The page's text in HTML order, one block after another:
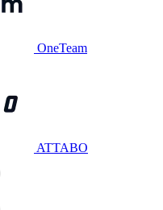
OneTeam
ATTABO